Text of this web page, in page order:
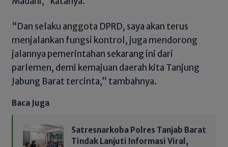
“Dan selaku anggota DPRD, saya akan terus
menjalankan fungsi kontrol, juga mendorong
jalannya pemerintahan sekarang ini dari
parlemen, demi kemajuan daerah kita Tanjung
Jabung Barat tercinta,” tambahnya.
Baca Juga
Satresnarkoba Polres Tanjab Barat
Tindak Lanjuti Informasi Viral,